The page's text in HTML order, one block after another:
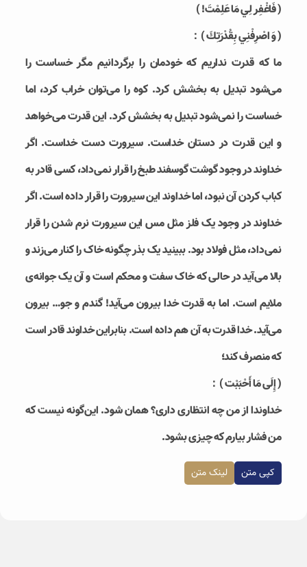
( فَاغْفِر لِي مَا عَلِمْتَ! )
( وَ اصْرِفْنِي بِقُدْرَتِكَ )：
ما که قدرت نداریم که خودمان را برگردانیم مگر خساست را
می‌شود تبدیل به بخشش کرد. کوه را می‌توان خراب کرد، اما
خساست را نمی‌شود تبدیل به بخشش کرد. این قدرت می‌خواهد
و این قدرت در دستان خداست. سیرورت دست خداست. اگر
خداوند در وجود گوشت گوسفند طبخ را قرار نمی‌داد، کسی قادر به
کباب کردن آن نبود، اما خداوند این سیرورت را قرار داده است. اگر
خداوند در وجود یک فلز مثل مس این سیرورت نرم شدن را قرار
نمی‌داد، مثل فولاد بود. ببینید یک بذر چگونه خاک را کنار می‌زند و
بالا می‌آید در حالی که خاک سفت و محکم است و آن یک جوانه‌ی
ملایم است. اما به قدرت خدا بیرون می‌آید! گندم و جو… بیرون
می‌آید. خدا قدرت به آن هم داده است. بنابراین خداوند قادر است
که منصرف کند؛
( إِلَى مَا أَحْبَبْت‏ )：
خداوندا از من چه انتظاری داری؟ همان شود. این‌گونه نیست که
من فشار بیارم که چیزی بشود.
کپی متن لینک متن